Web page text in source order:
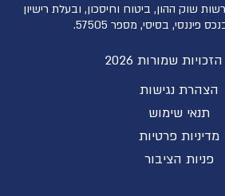
שוק ההון, ביטוח וחיסכון, ובעלת רישיון
פיננסי, בסיסי, מספר 57505.
שמורות 2026
הצהרת נגישות
תנאי שימוש
מדיניות פרטיות
פניות הציבור